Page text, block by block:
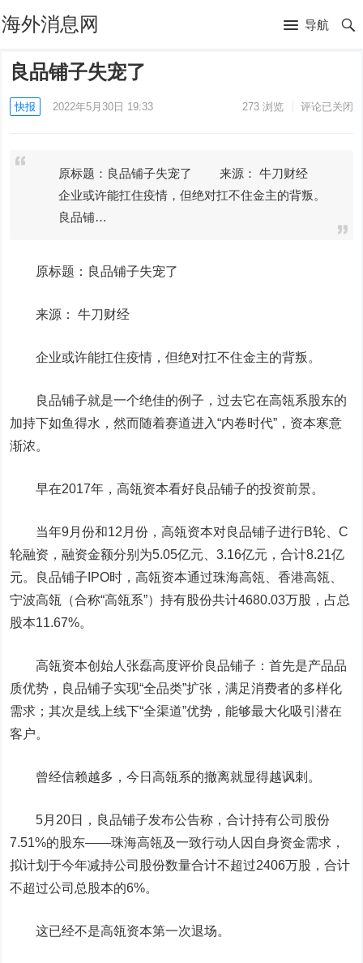
海外消息网 导航
良品铺子失宠了
快报 2022年5月30日 19:33 273浏览 评论已关闭
原标题：良品铺子失宠了 来源： 牛刀财经
企业或许能扛住疫情，但绝对扛不住金主的背叛。
良品铺…
原标题： 良品铺子失宠了
来源： 牛刀财经
企业或许能扛住疫情，但绝对扛不住金主的背叛。
良品铺子就是一个绝佳的例子，过去它在高瓴系股东的
加持下如鱼得水，然而随着赛道进入“内卷时代”，资本寒意
渐浓。
早在2017年，高瓴资本看好良品铺子的投资前景。
当年9月份和12月份，高瓴资本对良品铺子进行B轮、C
轮融资，融资金额分别为5.05亿元、3.16亿元，合计8.21亿
元。良品铺子IPO时，高瓴资本通过珠海高瓴、香港高瓴、
宁波高瓴（合称“高瓴系”）持有股份共计4680.03万股，占总
股本11.67%。
高瓴资本创始人张磊高度评价良品铺子：首先是产品品
质优势，良品铺子实现“全品类”扩张，满足消费者的多样化
需求；其次是线上线下“全渠道”优势，能够最大化吸引潜在
客户。
曾经信赖越多，今日高瓴系的撤离就显得越讽刺。
5月20日，良品铺子发布公告称，合计持有公司股份
7.51%的股东——珠海高瓴及一致行动人因自身资金需求，
拟计划于今年减持公司股份数量合计不超过2406万股，合计
不超过公司总股本的6%。
这已经不是高瓴资本第一次退场。